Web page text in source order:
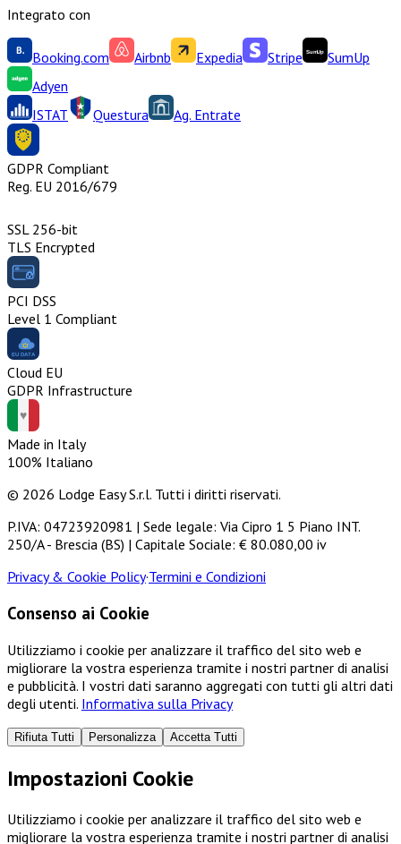
Integrato con
Booking.com Airbnb Expedia Stripe
SumUp
Adyen
ISTAT
Questura Ag. Entrate
GDPR Compliant
Reg. EU 2016/679
SSL 256-bit
TLS Encrypted
PCI DSS
Level 1 Compliant
Cloud EU
GDPR Infrastructure
Made in Italy
100% Italiano
© 2026 Lodge Easy S.r.l. Tutti i diritti riservati.
P.IVA: 04723920981 | Sede legale: Via Cipro 1 5 Piano INT.
250/A - Brescia (BS) | Capitale Sociale: € 80.080,00 iv
Privacy & Cookie Policy·Termini e Condizioni
Consenso ai Cookie
Utilizziamo i cookie per analizzare il traffico del sito web e
migliorare la vostra esperienza tramite i nostri partner di analisi
e pubblicità. I vostri dati saranno aggregati con tutti gli altri dati
degli utenti. Informativa sulla Privacy
Rifiuta Tutti Personalizza Accetta Tutti
Impostazioni Cookie
Utilizziamo i cookie per analizzare il traffico del sito web e
migliorare la vostra esperienza tramite i nostri partner di analisi